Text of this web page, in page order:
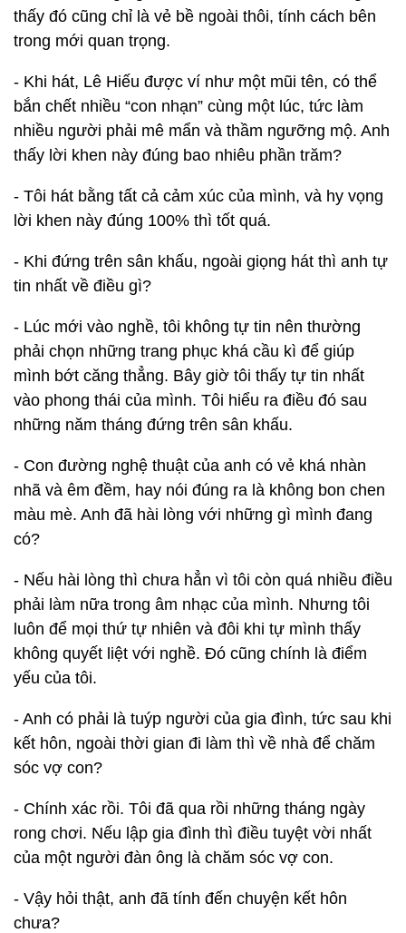
thấy đó cũng chỉ là vẻ bề ngoài thôi, tính cách bên
trong mới quan trọng.
- Khi hát, Lê Hiếu được ví như một mũi tên, có thể
bắn chết nhiều “con nhạn” cùng một lúc, tức làm
nhiều người phải mê mẩn và thầm ngưỡng mộ. Anh
thấy lời khen này đúng bao nhiêu phần trăm?
- Tôi hát bằng tất cả cảm xúc của mình, và hy vọng
lời khen này đúng 100% thì tốt quá.
- Khi đứng trên sân khấu, ngoài giọng hát thì anh tự
tin nhất về điều gì?
- Lúc mới vào nghề, tôi không tự tin nên thường
phải chọn những trang phục khá cầu kì để giúp
mình bớt căng thẳng. Bây giờ tôi thấy tự tin nhất
vào phong thái của mình. Tôi hiểu ra điều đó sau
những năm tháng đứng trên sân khấu.
- Con đường nghệ thuật của anh có vẻ khá nhàn
nhã và êm đềm, hay nói đúng ra là không bon chen
màu mè. Anh đã hài lòng với những gì mình đang
có?
- Nếu hài lòng thì chưa hẳn vì tôi còn quá nhiều điều
phải làm nữa trong âm nhạc của mình. Nhưng tôi
luôn để mọi thứ tự nhiên và đôi khi tự mình thấy
không quyết liệt với nghề. Đó cũng chính là điểm
yếu của tôi.
- Anh có phải là tuýp người của gia đình, tức sau khi
kết hôn, ngoài thời gian đi làm thì về nhà để chăm
sóc vợ con?
- Chính xác rồi. Tôi đã qua rồi những tháng ngày
rong chơi. Nếu lập gia đình thì điều tuyệt vời nhất
của một người đàn ông là chăm sóc vợ con.
- Vậy hỏi thật, anh đã tính đến chuyện kết hôn
chưa?